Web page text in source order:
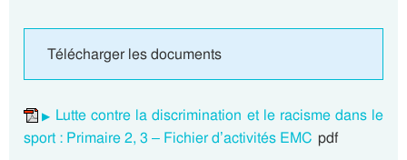
Télécharger les documents
Lutte contre la discrimination et le racisme dans le
sport : Primaire 2, 3 – Fichier d’activités EMC pdf